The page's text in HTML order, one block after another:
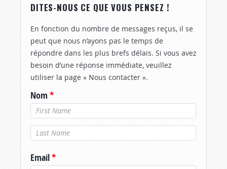
DITES-NOUS CE QUE VOUS PENSEZ !
En fonction du nombre de messages reçus, il se
peut que nous n’ayons pas le temps de
répondre dans les plus brefs délais. Si vous avez
besoin d’une réponse immédiate, veuillez
utiliser la page « Nous contacter ».
Nom *
Nom de
famille*
Email*